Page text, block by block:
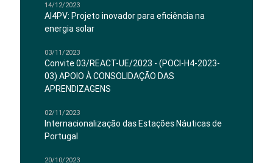
14/12/2023
AI4PV: Projeto inovador para eficiência na
energia solar
03/11/2023
Convite 03/REACT-UE/2023 - (POCI-H4-2023-
03) APOIO À CONSOLIDAÇÃO DAS
APRENDIZAGENS
02/11/2023
Internacionalização das Estações Náuticas de
Portugal
20/10/2023